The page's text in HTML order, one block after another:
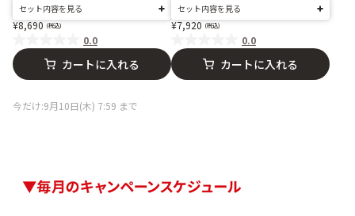
セット内容を見る
8,690
0.0
カートに入れる
セット内容を見る
7,920
0.0
カートに入れる
今だけ:9月10日(木) 7:59 まで